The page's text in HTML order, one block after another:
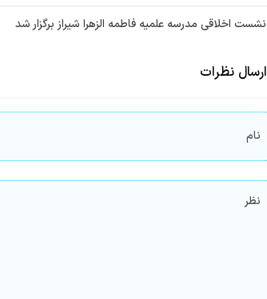
نشست اخلاقی مدرسه علمیه فاطمه الزهرا شیراز برگزار شد
ارسال نظرات